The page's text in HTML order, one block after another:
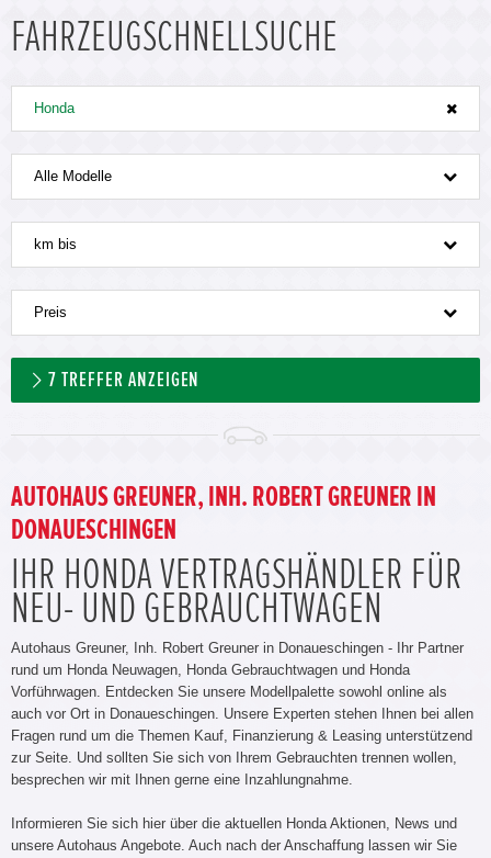
FAHRZEUGSCHNELLSUCHE
Honda
Alle Modelle
km bis
Preis
7 TREFFER ANZEIGEN
AUTOHAUS GREUNER, INH. ROBERT GREUNER IN
DONAUESCHINGEN
IHR HONDA VERTRAGSHÄNDLER FÜR
NEU- UND GEBRAUCHTWAGEN
Autohaus Greuner, Inh. Robert Greuner in Donaueschingen - Ihr Partner
rund um Honda Neuwagen, Honda Gebrauchtwagen und Honda
Vorführwagen. Entdecken Sie unsere Modellpalette sowohl online als
auch vor Ort in Donaueschingen. Unsere Experten stehen Ihnen bei allen
Fragen rund um die Themen Kauf, Finanzierung & Leasing unterstützend
zur Seite. Und sollten Sie sich von Ihrem Gebrauchten trennen wollen,
besprechen wir mit Ihnen gerne eine Inzahlungnahme.
Informieren Sie sich hier über die aktuellen Honda Aktionen, News und
unsere Autohaus Angebote. Auch nach der Anschaffung lassen wir Sie